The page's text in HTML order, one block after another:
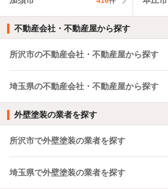
不動産会社・不動産屋から探す
所沢市の不動産会社・不動産屋から探す
埼玉県の不動産会社・不動産屋から探す
外壁塗装の業者を探す
所沢市で外壁塗装の業者を探す
埼玉県で外壁塗装の業者を探す